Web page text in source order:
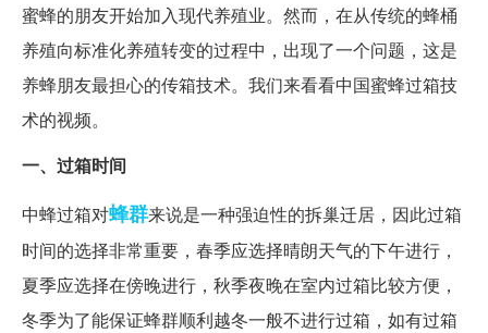
蜜蜂的朋友开始加入现代养殖业。然而，在从传统的蜂桶
养殖向标准化养殖转变的过程中，出现了一个问题，这是
养蜂朋友最担心的传箱技术。我们来看看中国蜜蜂过箱技
术的视频。
一、过箱时间
中蜂过箱对蜂群来说是一种强迫性的拆巢迁居，因此过箱
时间的选择非常重要，春季应选择晴朗天气的下午进行，
夏季应选择在傍晚进行，秋季夜晚在室内过箱比较方便，
冬季为了能保证蜂群顺利越冬一般不进行过箱，如有过箱